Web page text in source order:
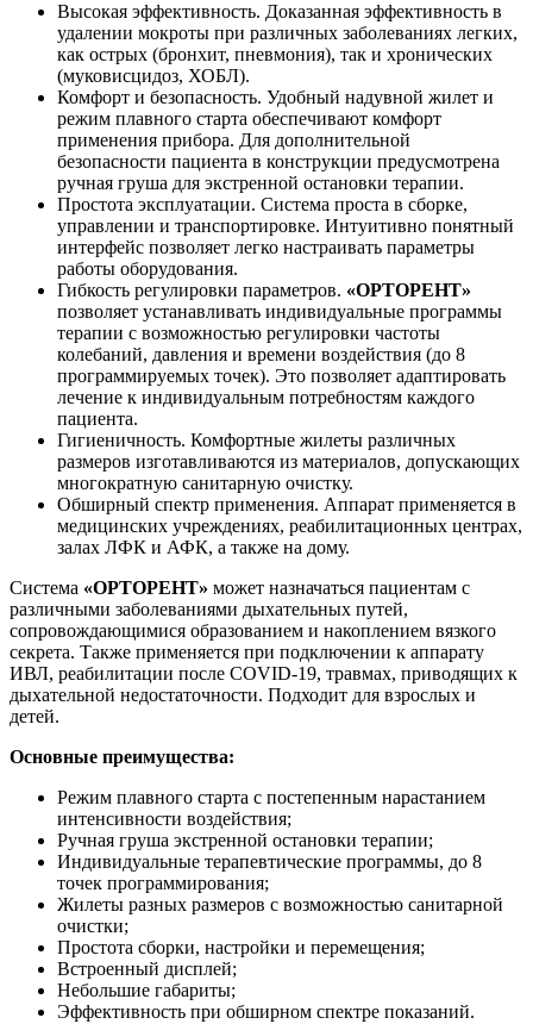
Высокая эффективность. Доказанная эффективность в
удалении мокроты при различных заболеваниях легких,
как острых (бронхит, пневмония), так и хронических
(муковисцидоз, ХОБЛ).
Комфорт и безопасность. Удобный надувной жилет и
режим плавного старта обеспечивают комфорт
применения прибора. Для дополнительной
безопасности пациента в конструкции предусмотрена
ручная груша для экстренной остановки терапии.
Простота эксплуатации. Система проста в сборке,
управлении и транспортировке. Интуитивно понятный
интерфейс позволяет легко настраивать параметры
работы оборудования.
Гибкость регулировки параметров. «ОРТОРЕНТ»
позволяет устанавливать индивидуальные программы
терапии с возможностью регулировки частоты
колебаний, давления и времени воздействия (до 8
программируемых точек). Это позволяет адаптировать
лечение к индивидуальным потребностям каждого
пациента.
Гигиеничность. Комфортные жилеты различных
размеров изготавливаются из материалов, допускающих
многократную санитарную очистку.
Обширный спектр применения. Аппарат применяется в
медицинских учреждениях, реабилитационных центрах,
залах ЛФК и АФК, а также на дому.
Система «ОРТОРЕНТ» может назначаться пациентам с
различными заболеваниями дыхательных путей,
сопровождающимися образованием и накоплением вязкого
секрета. Также применяется при подключении к аппарату
ИВЛ, реабилитации после COVID-19, травмах, приводящих к
дыхательной недостаточности. Подходит для взрослых и
детей.
Основные преимущества:
Режим плавного старта с постепенным нарастанием
интенсивности воздействия;
Ручная груша экстренной остановки терапии;
Индивидуальные терапевтические программы, до 8
точек программирования;
Жилеты разных размеров с возможностью санитарной
очистки;
Простота сборки, настройки и перемещения;
Встроенный дисплей;
Небольшие габариты;
Эффективность при обширном спектре показаний.